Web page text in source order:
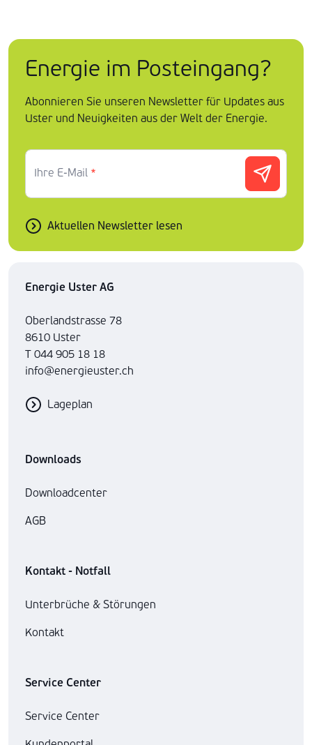
Energie im Posteingang?
Abonnieren Sie unseren Newsletter für Updates aus
Uster und Neuigkeiten aus der Welt der Energie.
Ihre E-Mail *
Aktuellen Newsletter lesen
Energie Uster AG
Oberlandstrasse 78
8610 Uster
T 044 905 18 18
info@energieuster.ch
Lageplan
Downloads
Downloadcenter
AGB
Kontakt - Notfall
Unterbrüche & Störungen
Kontakt
Service Center
Service Center